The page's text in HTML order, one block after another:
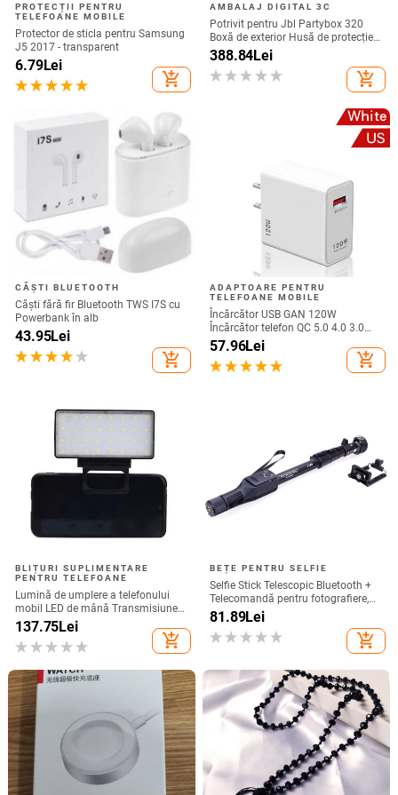
PROTECȚII PENTRU
TELEFOANE MOBILE
Protector de sticla pentru Samsung
J5 2017 - transparent
6.79Lei
add_shopping_cart
AMBALAJ DIGITAL 3C
Potrivit pentru Jbl Partybox 320
Boxă de exterior Husă de protecție
Stage 320 Audio Trolley Carcasă
anti-praf Husă
388.84Lei
add_shopping_cart
CĂȘTI BLUETOOTH
Căști fără fir Bluetooth TWS I7S cu
Powerbank în alb
43.95Lei
add_shopping_cart
ADAPTOARE PENTRU
TELEFOANE MOBILE
Încărcător USB GAN 120W
Încărcător telefon QC 5.0 4.0 3.0
Adaptor de încărcare rapidă pentru
iPhone 14 13 12 Samsung Huawei
realme încărcător usb
57.96Lei
add_shopping_cart
BLIȚURI SUPLIMENTARE
PENTRU TELEFOANE
Lumină de umplere a telefonului
mobil LED de mână Transmisiune
în direct Lumină pentru selfie
Lumină de umplere a computerului
Lumină de umplere a telefonului
137.75Lei
add_shopping_cart
BEȚE PENTRU SELFIE
Selfie Stick Telescopic Bluetooth +
Telecomandă pentru fotografiere,
compatibil cu Android și IOS -
Negru
81.89Lei
add_shopping_cart